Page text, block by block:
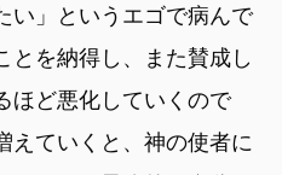
い」というエゴで病んで
とを納得し、また賛成し
ほど悪化していくので
えていくと、神の使者に